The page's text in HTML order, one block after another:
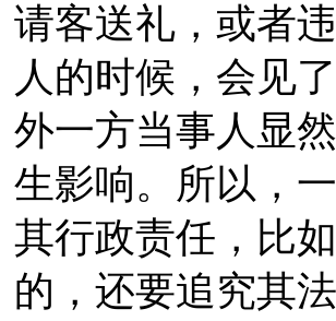
请客送礼，或者
人的时候，会见
外一方当事人显
生影响。所以，
其行政责任，比
的，还要追究其